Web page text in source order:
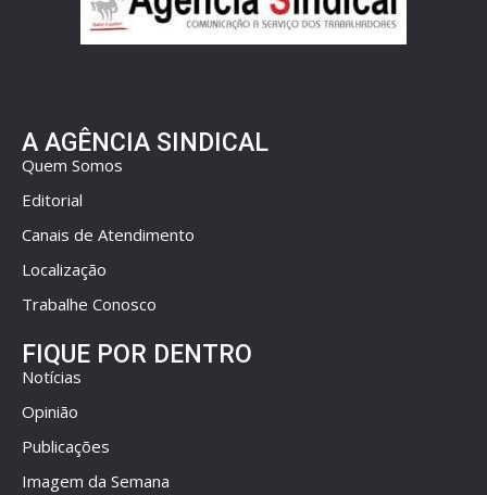
A AGÊNCIA SINDICAL
Quem Somos
Editorial
Canais de Atendimento
Localização
Trabalhe Conosco
FIQUE POR DENTRO
Notícias
Opinião
Publicações
Imagem da Semana